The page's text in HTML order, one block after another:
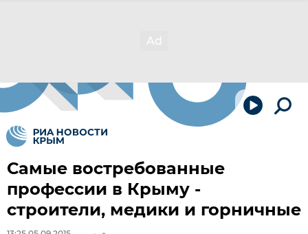
Самые востребованные
профессии в Крыму -
строители, медики и горничные